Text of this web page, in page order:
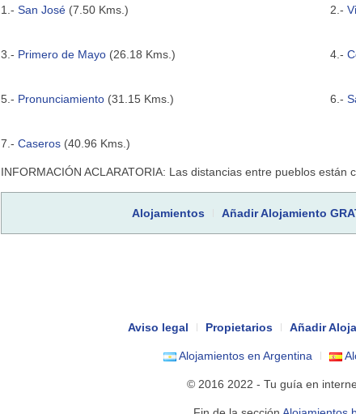
1.- San José(7.50 Kms.) 2.-
3.- Primero de Mayo(26.18 Kms.) 4.-
5.- Pronunciamiento(31.15 Kms.) 6.-
7.- Caseros(40.96 Kms.)
INFORMACIÓN ACLARATORIA: Las distancias entre pueblos están
Alojamientos Añadir Alojamiento
Aviso legal Propietarios Añadir
Alojamientos en Argentina
© 2016 2022 - Tu guía en